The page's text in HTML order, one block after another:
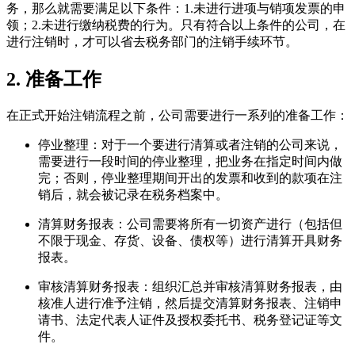
务，那么就需要满足以下条件：1.未进行进项与销项发票的申
领；2.未进行缴纳税费的行为。只有符合以上条件的公司，在
进行注销时，才可以省去税务部门的注销手续环节。
2. 准备工作
在正式开始注销流程之前，公司需要进行一系列的准备工作：
停业整理：对于一个要进行清算或者注销的公司来说，
需要进行一段时间的停业整理，把业务在指定时间内做
完；否则，停业整理期间开出的发票和收到的款项在注
销后，就会被记录在税务档案中。
清算财务报表：公司需要将所有一切资产进行（包括但
不限于现金、存货、设备、债权等）进行清算开具财务
报表。
审核清算财务报表：组织汇总并审核清算财务报表，由
核准人进行准予注销，然后提交清算财务报表、注销申
请书、法定代表人证件及授权委托书、税务登记证等文
件。